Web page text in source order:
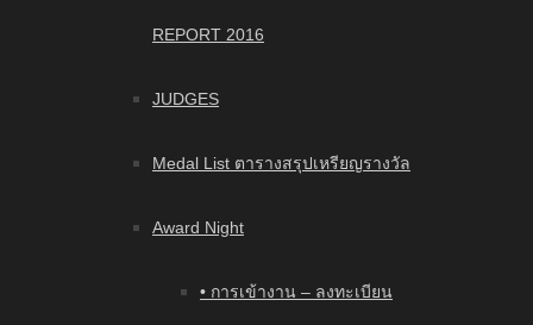
REPORT 2016
JUDGES
Medal List ตารางสรุปเหรียญรางวัล
Award Night
• การเข้างาน – ลงทะเบียน